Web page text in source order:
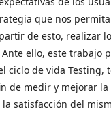
que nos
de esto, realizar
ello, este trabajo
ciclo de vida Testing,
de medir y mejorar
satisfacción del